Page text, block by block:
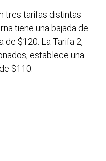
tres tarifas distintas
tiene una bajada de
de $120. La Tarifa 2,
establece una
$110.